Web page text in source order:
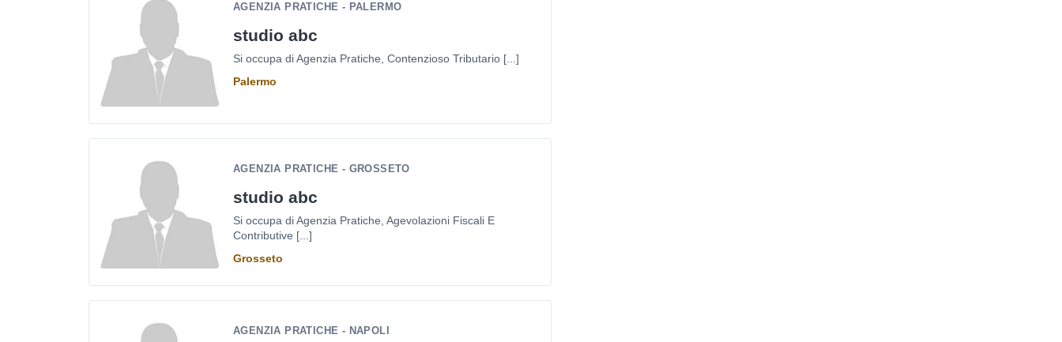
AGENZIA PRATICHE - PALERMO
studio abc
Si occupa di Agenzia Pratiche, Contenzioso Tributario [...]
Palermo
AGENZIA PRATICHE - GROSSETO
studio abc
Si occupa di Agenzia Pratiche, Agevolazioni Fiscali E
Contributive [...]
Grosseto
AGENZIA PRATICHE - NAPOLI